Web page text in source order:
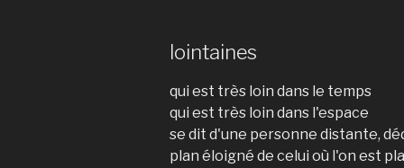
lointaines
qui est très loin dans le temps
qui est très loin dans l'espace
se dit d'une personne distante,
plan éloigné de celui où l'on est